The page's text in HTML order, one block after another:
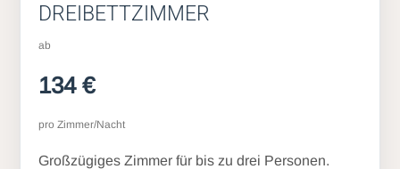
DREIBETTZIMMER
ab
134 €
pro Zimmer/Nacht
Großzügiges Zimmer für bis zu drei Personen.